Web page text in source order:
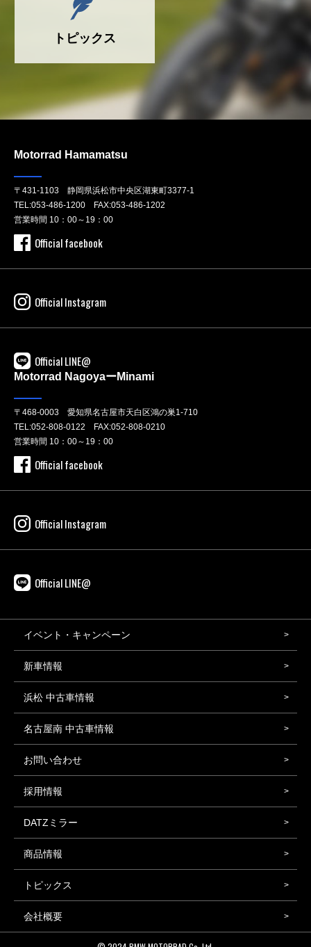
トピックス
Motorrad Hamamatsu
〒431-1103 静岡県浜松市中央区湖東町3377-1
TEL:053-486-1200 FAX:053-486-1202
営業時間 10：00～19：00
Official facebook
Official Instagram
Official LINE@
Motorrad NagoyaーMinami
〒468-0003 愛知県名古屋市天白区鴻の巣1-710
TEL:052-808-0122 FAX:052-808-0210
営業時間 10：00～19：00
Official facebook
Official Instagram
Official LINE@
イベント・キャンペーン
新車情報
浜松 中古車情報
名古屋南 中古車情報
お問い合わせ
採用情報
DATZミラー
商品情報
トピックス
会社概要